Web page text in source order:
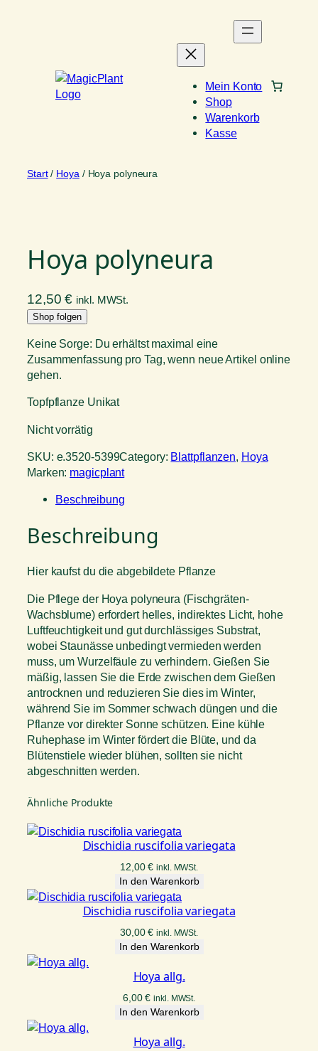
Mein Konto
Shop
Warenkorb
Kasse
Start/ Hoya / Hoya polyneura
Hoya polyneura
12,50€ inkl. MWSt.
Shop folgen
Keine Sorge: Du erhältst maximal eine
Zusammenfassung pro Tag, wenn neue Artikel online
gehen.
Topfpflanze Unikat
Nicht vorrätig
SKU: e.3520-5399Category: Blattpflanzen, Hoya
Marken: magicplant
Beschreibung
Beschreibung
Hier kaufst du die abgebildete Pflanze
Die Pflege der Hoya polyneura (Fischgräten-
Wachsblume) erfordert helles, indirektes Licht, hohe
Luftfeuchtigkeit und gut durchlässiges Substrat,
wobei Staunässe unbedingt vermieden werden
muss, um Wurzelfäule zu verhindern. Gießen Sie
mäßig, lassen Sie die Erde zwischen dem Gießen
antrocknen und reduzieren Sie dies im Winter,
während Sie im Sommer schwach düngen und die
Pflanze vor direkter Sonne schützen. Eine kühle
Ruhephase im Winter fördert die Blüte, und da
Blütenstiele wieder blühen, sollten sie nicht
abgeschnitten werden.
Ähnliche Produkte
Dischidia ruscifolia variegata
12,00€ inkl. MWSt.
In den Warenkorb
Dischidia ruscifolia variegata
30,00€ inkl. MWSt.
In den Warenkorb
Hoya allg.
6,00€ inkl. MWSt.
In den Warenkorb
Hoya allg.